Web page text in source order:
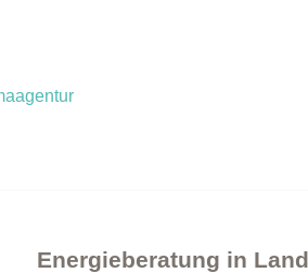
Energieberatung in